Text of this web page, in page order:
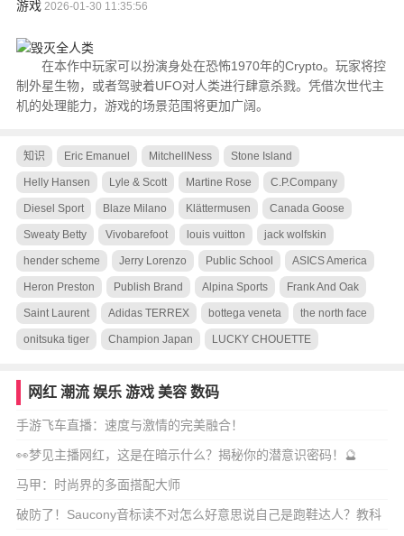
游戏2026-01-30 11:35:56
在本作中玩家可以扮演身处在恐怖1970年的Crypto。玩家将控
制外星生物，或者驾驶着UFO对人类进行肆意杀戮。凭借次世代主
机的处理能力，游戏的场景范围将更加广阔。
知识 Eric Emanuel MitchellNess Stone Island
Helly Hansen Lyle & Scott Martine Rose C.P.Company
Diesel Sport Blaze Milano Klättermusen Canada Goose
Sweaty Betty Vivobarefoot louis vuitton jack wolfskin
hender scheme Jerry Lorenzo Public School ASICS America
Heron Preston Publish Brand Alpina Sports Frank And Oak
Saint Laurent Adidas TERREX bottega veneta the north face
onitsuka tiger Champion Japan LUCKY CHOUETTE
网红 潮流 娱乐 游戏 美容 数码
手游飞车直播：速度与激情的完美融合！
👀梦见主播网红，这是在暗示什么？揭秘你的潜意识密码！🔮
马甲：时尚界的多面搭配大师
破防了！Saucony音标读不对怎么好意思说自己是跑鞋达人？教科